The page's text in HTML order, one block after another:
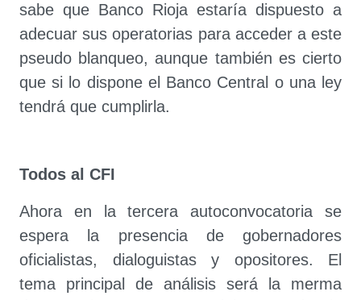
sabe que Banco Rioja estaría dispuesto a
adecuar sus operatorias para acceder a este
pseudo blanqueo, aunque también es cierto
que si lo dispone el Banco Central o una ley
tendrá que cumplirla.
Todos al CFI
Ahora en la tercera autoconvocatoria se
espera la presencia de gobernadores
oficialistas, dialoguistas y opositores. El
tema principal de análisis será la merma